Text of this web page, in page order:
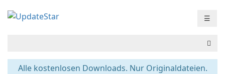
☰
Alle kostenlosen Downloads. Nur Originaldateien.